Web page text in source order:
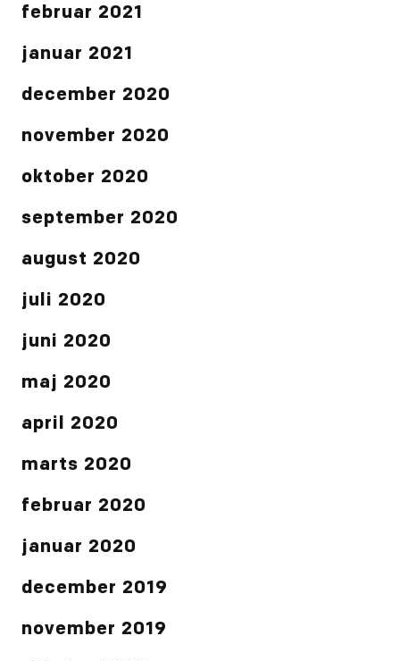
februar 2021
januar 2021
december 2020
november 2020
oktober 2020
september 2020
august 2020
juli 2020
juni 2020
maj 2020
april 2020
marts 2020
februar 2020
januar 2020
december 2019
november 2019